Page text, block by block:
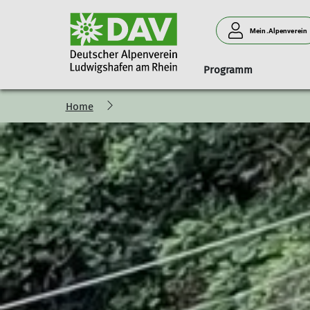
Mein.Alpenverein
Programm
Anmeldung
Programm-Vorstellung
Grußwort des Tourenreferenten
Teilnahmebedingungen
Schwierigkeitsbewertung
Ludwigshafener Hütte am
Anfahrt
Belegungsanfrage
Abrechnung
Neues Hüttenteam
Klink' dich ein!
Programm
Naturverträglich unterwegs
Geschäftsstelle
Mitgliedsbeiträge
Newsletter
Anfahrt
Menschen
Vorstand
Beirat
Wir
Home